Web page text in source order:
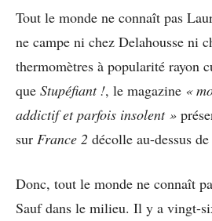
Tout le monde ne connaît pas
ne campe ni chez Delahousse ni
thermomètres à popularité rayon
que Stupéfiant !, le magazine «
addictif et parfois insolent »
sur France 2 décolle au-dessus
Donc, tout le monde ne connaît
Sauf dans le milieu. Il y a vingt-